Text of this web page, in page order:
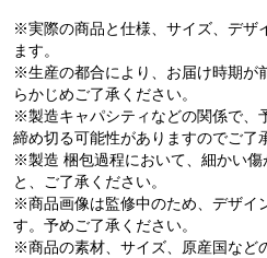
※実際の商品と仕様、サイズ、デザ
ます。
※生産の都合により、お届け時期が
らかじめご了承ください。
※製造キャパシティなどの関係で、
締め切る可能性がありますのでご了
※製造 梱包過程において、細かい傷
と、ご了承ください。
※商品画像は監修中のため、デザイ
す。予めご了承ください。
※商品の素材、サイズ、原産国など